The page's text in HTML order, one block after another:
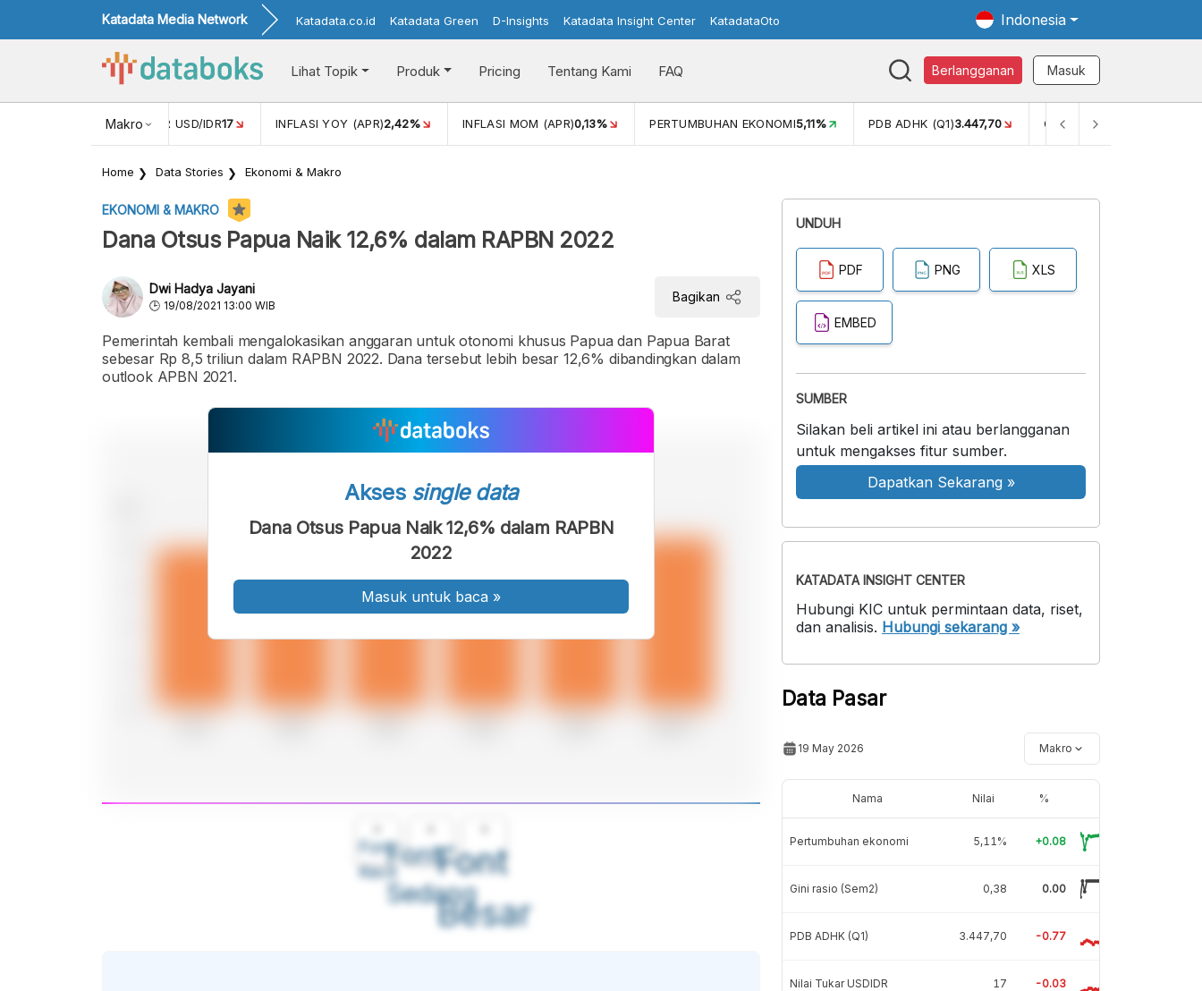
Katadata Media Network Katadata.co.id Katadata Green D-Insights Katadata Insight Center KatadataOto Indonesia
Lihat Topik Produk Pricing Tentang Kami FAQ Berlangganan Masuk
Makro
NILAI TUKAR USD/IDR17 INFLASI YOY (APR)2,42% INFLASI MOM (APR)0,13% PERTUMBUHAN EKONOMI5,11% PDB ADHK (Q1)3.447,70 GINI RASIO (SEM2)
Home Data Stories Ekonomi & Makro
EKONOMI & MAKRO
Dana Otsus Papua Naik 12,6% dalam RAPBN 2022
Dwi Hadya Jayani
19/08/2021 13:00 WIB
Bagikan
Pemerintah kembali mengalokasikan anggaran untuk otonomi khusus Papua dan Papua Barat
sebesar Rp 8,5 triliun dalam RAPBN 2022. Dana tersebut lebih besar 12,6% dibandingkan dalam
outlook APBN 2021.
Font
Kecil
Font
Sedang
Font
Besar
Akses single data
Dana Otsus Papua Naik 12,6% dalam RAPBN
2022
Masuk untuk baca »
UNDUH
PDF PNG XLS
EMBED
SUMBER
Silakan beli artikel ini atau berlangganan
untuk mengakses fitur sumber.
Dapatkan Sekarang »
KATADATA INSIGHT CENTER
Hubungi KIC untuk permintaan data, riset,
dan analisis. Hubungi sekarang »
Data Pasar
19 May 2026 Makro
Nama Nilai %
Pertumbuhan ekonomi 5,11% +0.08
Gini rasio (Sem2) 0,38 0.00
PDB ADHK (Q1) 3.447,70 -0.77
Nilai Tukar USDIDR 17 -0.03